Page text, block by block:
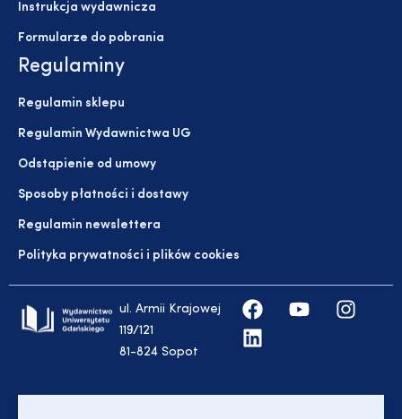
Instrukcja wydawnicza
Formularze do pobrania
Regulaminy
Regulamin sklepu
Regulamin Wydawnictwa UG
Odstąpienie od umowy
Sposoby płatności i dostawy
Regulamin newslettera
Polityka prywatności i plików cookies
ul. Armii Krajowej
119/121
81-824 Sopot